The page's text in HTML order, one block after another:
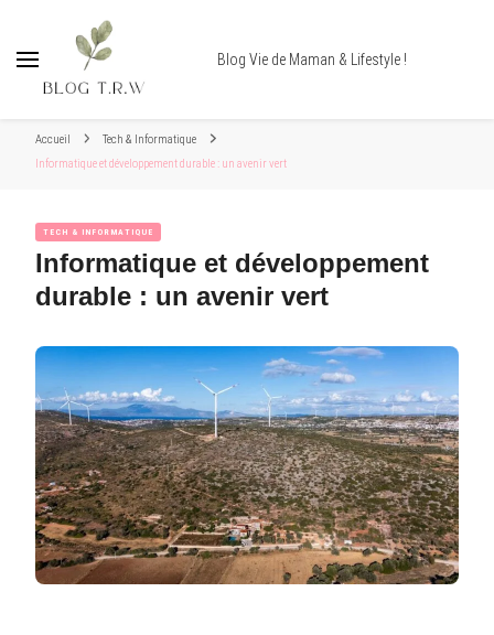
Blog Vie de Maman & Lifestyle !
Accueil
Tech & Informatique
Informatique et développement durable : un avenir vert
TECH & INFORMATIQUE
Informatique et développement
durable : un avenir vert